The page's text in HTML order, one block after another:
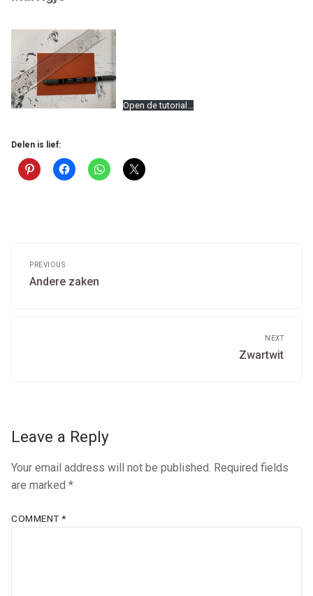
Open de tutorial…
Delen is lief:
navigation
PREVIOUS
Previous
Andere zaken
NEXT
Next
Zwartwit
Leave a Reply
Your email address will not be published. Required fields
are marked *
COMMENT*